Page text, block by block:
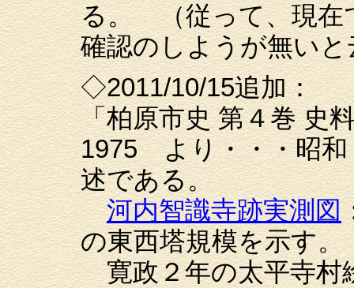
る。 （従って、現在
確認のしようが無いと
◇2011/10/15追加：
「柏原市史 第４巻 史
1975 より・・・昭和
述である。
河内智識寺跡実測図
の東西塔規模を示す。
寛政２年の太平寺村